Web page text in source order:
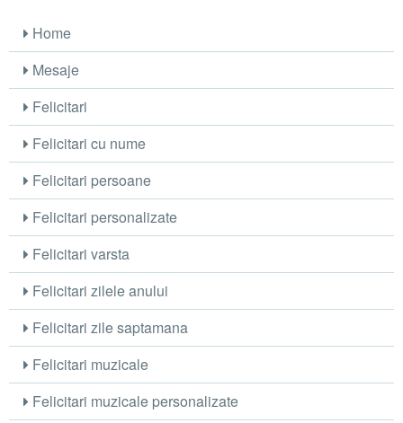
Home
Mesaje
Felicitari
Felicitari cu nume
Felicitari persoane
Felicitari personalizate
Felicitari varsta
Felicitari zilele anului
Felicitari zile saptamana
Felicitari muzicale
Felicitari muzicale personalizate